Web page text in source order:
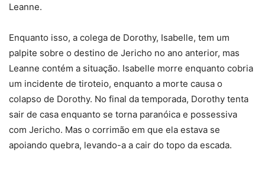
Leanne.
Enquanto isso, a colega de Dorothy, Isabelle, tem um
palpite sobre o destino de Jericho no ano anterior, mas
Leanne contém a situação. Isabelle morre enquanto cobria
um incidente de tiroteio, enquanto a morte causa o
colapso de Dorothy. No final da temporada, Dorothy tenta
sair de casa enquanto se torna paranóica e possessiva
com Jericho. Mas o corrimão em que ela estava se
apoiando quebra, levando-a a cair do topo da escada.